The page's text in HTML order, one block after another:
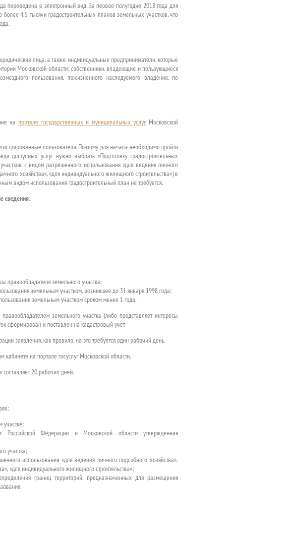
переведена в электронный вид. За первое полугодие 2018 года для
4,5 тысячи градостроительных планов земельных участков, что
лица, а также индивидуальные предприниматели, которые
Московской области: собственники, владеющие и пользующиеся
пользования, пожизненного наследуемого владения, по
на портале государственных и муниципальных услугМосковской
пользователи. Поэтому для начала необходимо пройти
доступных услуг нужно выбрать «Подготовку градостроительных
с видом разрешенного использования «для ведения личного
хозяйства», «для индивидуального жилищного строительства») в
видом использования градостроительный план не требуется.
сведения:
правообладателя земельного участка;
земельным участком, возникшее до 31 января 1998 года;
земельным участком сроком менее 1 года.
земельного участка (либо представляет интересы
сформирован и поставлен на кадастровый учет.
заявления, как правило, на это требуется один рабочий день.
на портале госуслуг Московской области.
20 рабочих дней.
участке;
Российской Федерации и Московской области утвержденная
участка;
использования «для ведения личного подсобного хозяйства»,
«для индивидуального жилищного строительства»;
границ территорий, предназначенных для размещения